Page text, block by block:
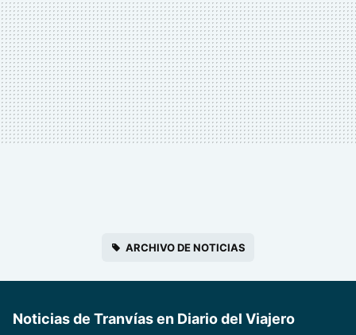
ARCHIVO DE NOTICIAS
Noticias de Tranvías en Diario del Viajero